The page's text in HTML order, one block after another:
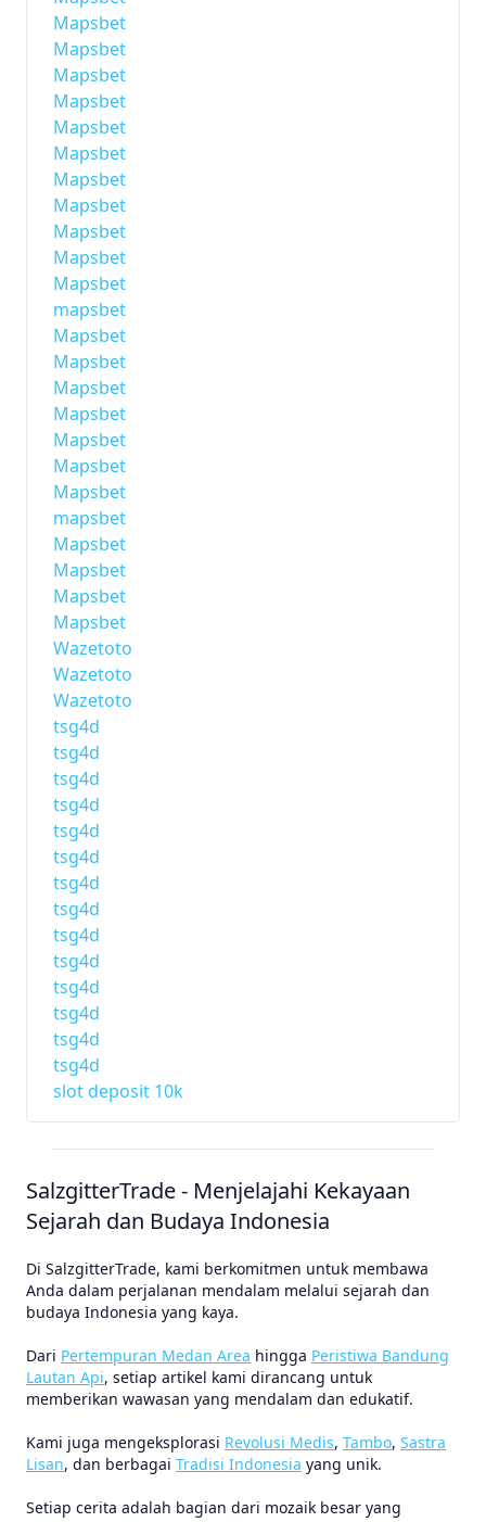
Mapsbet
Mapsbet
Mapsbet
Mapsbet
Mapsbet
Mapsbet
Mapsbet
Mapsbet
Mapsbet
Mapsbet
Mapsbet
mapsbet
Mapsbet
Mapsbet
Mapsbet
Mapsbet
Mapsbet
Mapsbet
Mapsbet
mapsbet
Mapsbet
Mapsbet
Mapsbet
Mapsbet
Wazetoto
Wazetoto
Wazetoto
tsg4d
tsg4d
tsg4d
tsg4d
tsg4d
tsg4d
tsg4d
tsg4d
tsg4d
tsg4d
tsg4d
tsg4d
tsg4d
tsg4d
slot deposit 10k
SalzgitterTrade - Menjelajahi Kekayaan
Sejarah dan Budaya Indonesia
Di SalzgitterTrade, kami berkomitmen untuk membawa
Anda dalam perjalanan mendalam melalui sejarah dan
budaya Indonesia yang kaya.
Dari Pertempuran Medan Area hingga Peristiwa Bandung
Lautan Api, setiap artikel kami dirancang untuk
memberikan wawasan yang mendalam dan edukatif.
Kami juga mengeksplorasi Revolusi Medis, Tambo, Sastra
Lisan, dan berbagai Tradisi Indonesia yang unik.
Setiap cerita adalah bagian dari mozaik besar yang